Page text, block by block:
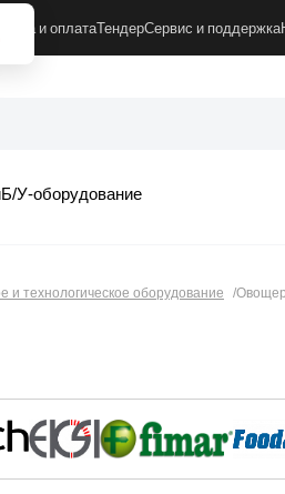
и оплатаТендерСервис и поддержка
Б/У-оборудование
и технологическое оборудование